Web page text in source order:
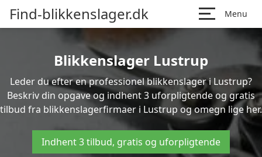
Find-blikkenslager.dk Menu
Blikkenslager Lustrup
Leder du efter en professionel blikkenslager i Lustrup?
Beskriv din opgave og indhent 3 uforpligtende og gratis
tilbud fra blikkenslagerfirmaer i Lustrup og omegn lige her.
Indhent 3 tilbud, gratis og uforpligtende